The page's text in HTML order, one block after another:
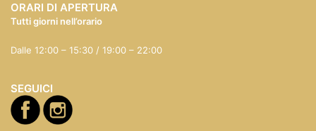
ORARI DI APERTURA
Tutti giorni nell’orario
Dalle 12:00 – 15:30 / 19:00 – 22:00
SEGUICI